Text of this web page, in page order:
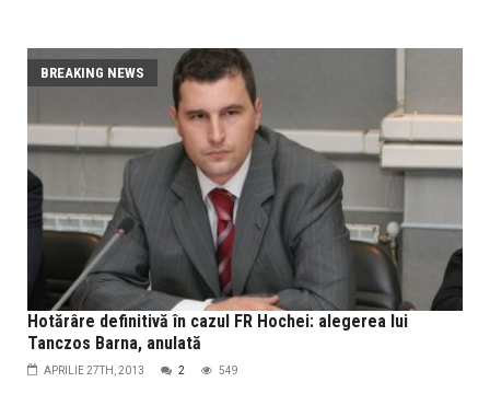
BREAKING NEWS
Hotărâre definitivă în cazul FR Hochei: alegerea lui
Tanczos Barna, anulată
APRILIE 27TH, 2013 2 549